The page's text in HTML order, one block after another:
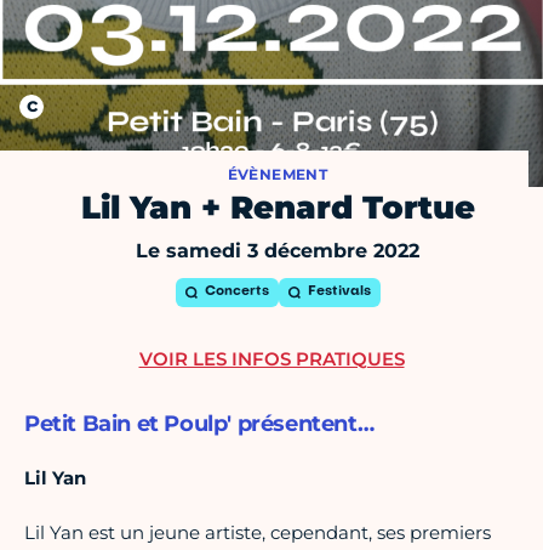
ÉVÈNEMENT
Lil Yan + Renard Tortue
Le samedi 3 décembre 2022
Concerts Festivals
Petit Bain et Poulp' présentent…
Lil Yan
Lil Yan est un jeune artiste, cependant, ses premiers
VOIR LES INFOS PRATIQUES